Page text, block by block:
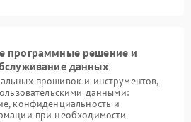
программные решение и
данных
прошивок и инструментов,
данными:
конфиденциальность и
при необходимости